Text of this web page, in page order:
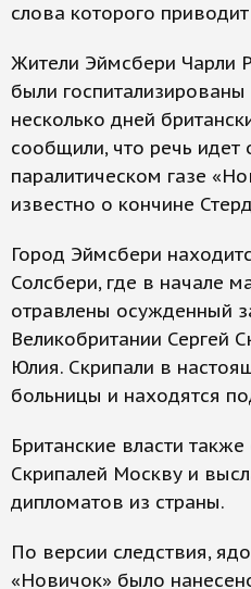
слова которого
Жители Эймсбери Чарли
были
несколько дней
сообщили, что речь идет
паралитическом газе
известно о кончине
Город Эймсбери
Солсбери, где в начале
отравлены осужденный
Великобритании Сергей
Юлия. Скрипали в
больницы и находятся
Британские власти
Скрипалей Москву и
дипломатов из страны.
По версии следствия,
«Новичок» было